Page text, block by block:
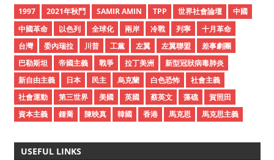
v
e
s
1997 2021年秋鬥 SAMIR AMIN TPP 世界社會論壇
中國
中國革命
以色列 全球化 兩岸 冷戰 列寧
十月革命
台灣
委內瑞拉 川普 工黨 左翼 左翼聯盟
差事劇團
巴勒斯坦
帝國主義 戰爭 拉丁美洲
新型冠狀病毒肺炎
新自由主義
日本 民主 烏克蘭 白色恐怖
社會主義
社會運動
第三世界 美國 英國 蔡英文 藻礁
賀照田
資本主義
鍾喬 陳映真 韓國 香港 馬克思 馬克思主義
USEFUL LINKS